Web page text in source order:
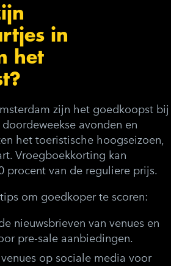
in
het
zijn het goedkoopst bij
avonden en
het toeristische hoogseizoen,
Vroegboekkorting kan
procent van de reguliere prijs.
om goedkoper te scoren:
nieuwsbrieven van venues en
pre-sale aanbiedingen.
op sociale media voor